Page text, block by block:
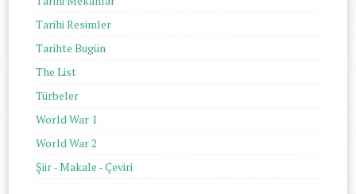
Tarihi Resimler
Tarihte Bugün
The List
Türbeler
World War 1
World War 2
Şiir - Makale - Çeviri